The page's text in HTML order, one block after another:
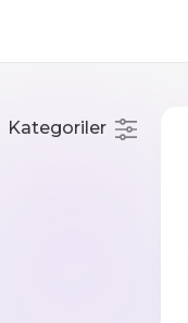
Kategoriler